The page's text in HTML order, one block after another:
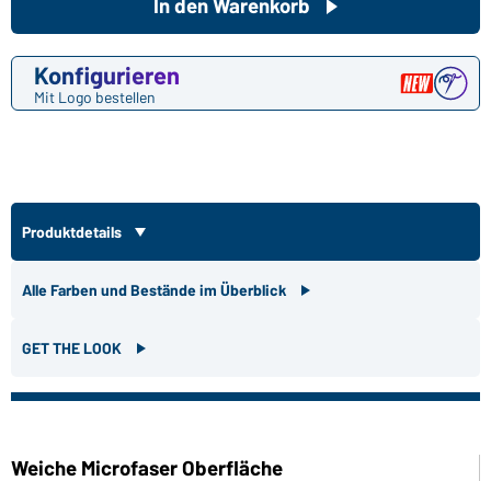
Konfigurieren
Mit Logo bestellen
In den Warenkorb
Produktdetails
Alle Farben und Bestände im Überblick
GET THE LOOK
Weiche Microfaser Oberfläche